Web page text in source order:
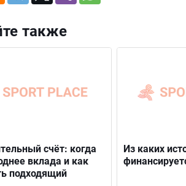
также
счёт: когда
вклада и как
подходящий
Из каких